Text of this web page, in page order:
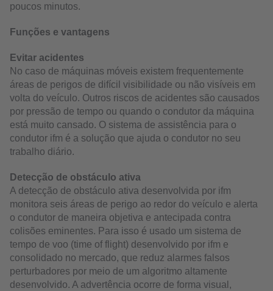
poucos minutos.
Funções e vantagens
Evitar acidentes
No caso de máquinas móveis existem frequentemente
áreas de perigos de difícil visibilidade ou não visíveis em
volta do veículo. Outros riscos de acidentes são causados
por pressão de tempo ou quando o condutor da máquina
está muito cansado. O sistema de assistência para o
condutor ifm é a solução que ajuda o condutor no seu
trabalho diário.
Detecção de obstáculo ativa
A detecção de obstáculo ativa desenvolvida por ifm
monitora seis áreas de perigo ao redor do veículo e alerta
o condutor de maneira objetiva e antecipada contra
colisões eminentes. Para isso é usado um sistema de
tempo de voo (time of flight) desenvolvido por ifm e
consolidado no mercado, que reduz alarmes falsos
perturbadores por meio de um algoritmo altamente
desenvolvido. A advertência ocorre de forma visual,